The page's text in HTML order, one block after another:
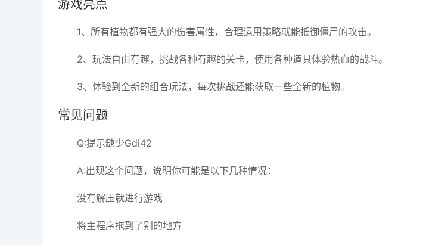
游戏亮点
1、所有植物都有强大的伤害属性，合理运用策略就能抵御僵尸的攻击。
2、玩法自由有趣，挑战各种有趣的关卡，使用各种道具体验热血的战斗。
3、体验到全新的组合玩法，每次挑战还能获取一些全新的植物。
常见问题
Q:提示缺少Gdi42
A:出现这个问题，说明你可能是以下几种情况：
没有解压就进行游戏
将主程序拖到了别的地方